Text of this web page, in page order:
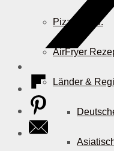
Pizza & Co.
AirFryer
Länder &